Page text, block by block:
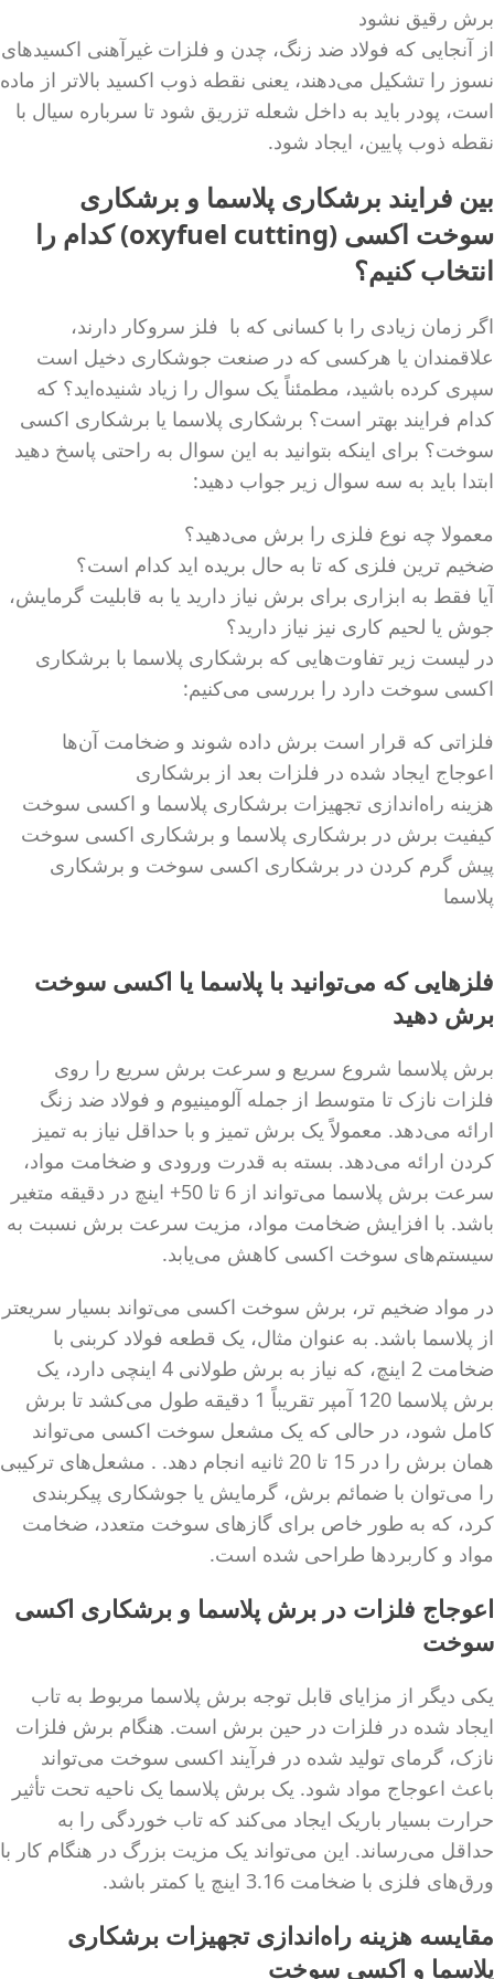
برش رقیق نشود
از آنجایی که فولاد ضد زنگ، چدن و فلزات غیرآهنی اکسیدهای
نسوز را تشکیل می‌دهند، یعنی نقطه ذوب اکسید بالاتر از ماده
است، پودر باید به داخل شعله تزریق شود تا سرباره سیال با
نقطه ذوب پایین، ایجاد شود.
بین فرایند برشکاری پلاسما و برشکاری
سوخت اکسی (oxyfuel cutting) کدام را
انتخاب کنیم؟
اگر زمان زیادی را با کسانی که با فلز سروکار دارند،
علاقمندان یا هرکسی که در صنعت جوشکاری دخیل است
سپری کرده باشید، مطمئناً یک سوال را زیاد شنیده‌اید؟ که
کدام فرایند بهتر است؟ برشکاری پلاسما یا برشکاری اکسی
سوخت؟ برای اینکه بتوانید به این سوال به راحتی پاسخ دهید
ابتدا باید به سه سوال زیر جواب دهید:
معمولا چه نوع فلزی را برش می‌دهید؟
ضخیم ترین فلزی که تا به حال بریده اید کدام است؟
آیا فقط به ابزاری برای برش نیاز دارید یا به قابلیت گرمایش،
جوش یا لحیم کاری نیز نیاز دارید؟
در لیست زیر تفاوت‌هایی که برشکاری پلاسما با برشکاری
اکسی سوخت دارد را بررسی می‌کنیم:
فلزاتی که قرار است برش داده شوند و ضخامت آن‌ها
اعوجاج ایجاد شده در فلزات بعد از برشکاری
هزینه راه‌اندازی تجهیزات برشکاری پلاسما و اکسی سوخت
کیفیت برش در برشکاری پلاسما و برشکاری اکسی سوخت
پیش گرم کردن در برشکاری اکسی سوخت و برشکاری
پلاسما
فلزهایی که می‌توانید با پلاسما یا اکسی سوخت
برش دهید
برش پلاسما شروع سریع و سرعت برش سریع را روی
فلزات نازک تا متوسط ​​از جمله آلومینیوم و فولاد ضد زنگ
ارائه می‌دهد. معمولاً یک برش تمیز و با حداقل نیاز به تمیز
کردن ارائه می‌دهد. بسته به قدرت ورودی و ضخامت مواد،
سرعت برش پلاسما می‌تواند از 6 تا 50+ اینچ در دقیقه متغیر
باشد. با افزایش ضخامت مواد، مزیت سرعت برش نسبت به
سیستم‌های سوخت اکسی کاهش می‌یابد.
در مواد ضخیم تر، برش سوخت اکسی می‌تواند بسیار سریعتر
از پلاسما باشد. به عنوان مثال، یک قطعه فولاد کربنی با
ضخامت 2 اینچ، که نیاز به برش طولانی 4 اینچی دارد، یک
برش پلاسما 120 آمپر تقریباً 1 دقیقه طول می‌کشد تا برش
کامل شود، در حالی که یک مشعل سوخت اکسی می‌تواند
همان برش را در 15 تا 20 ثانیه انجام دهد. . مشعل‌های ترکیبی
را می‌توان با ضمائم برش، گرمایش یا جوشکاری پیکربندی
کرد، که به طور خاص برای گازهای سوخت متعدد، ضخامت
مواد و کاربردها طراحی شده است.
اعوجاج فلزات در برش پلاسما و برشکاری اکسی
سوخت
یکی دیگر از مزایای قابل توجه برش پلاسما مربوط به تاب
ایجاد شده در فلزات در حین برش است. هنگام برش فلزات
نازک، گرمای تولید شده در فرآیند اکسی سوخت می‌تواند
باعث اعوجاج مواد شود. یک برش پلاسما یک ناحیه تحت تأثیر
حرارت بسیار باریک ایجاد می‌کند که تاب خوردگی را به
حداقل می‌رساند. این می‌تواند یک مزیت بزرگ در هنگام کار با
ورق‌های فلزی با ضخامت 3.16 اینچ یا کمتر باشد.
مقایسه هزینه راه‌اندازی تجهیزات برشکاری
پلاسما و اکسی سوخت